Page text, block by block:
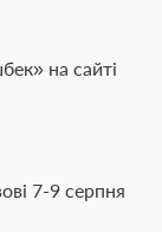
на сайті
7-9 серпня